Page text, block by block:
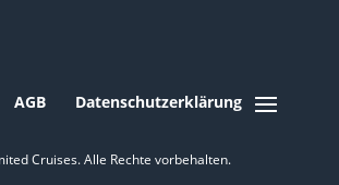
AGB Datenschutzerklärung
Cruises. Alle Rechte vorbehalten.